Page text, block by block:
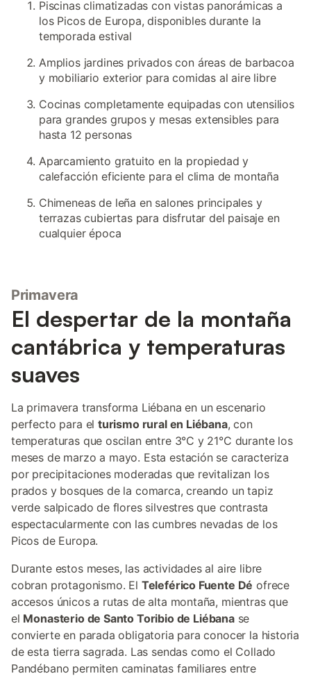
Piscinas climatizadas con vistas panorámicas a
los Picos de Europa, disponibles durante la
temporada estival
Amplios jardines privados con áreas de barbacoa
y mobiliario exterior para comidas al aire libre
Cocinas completamente equipadas con utensilios
para grandes grupos y mesas extensibles para
hasta 12 personas
Aparcamiento gratuito en la propiedad y
calefacción eficiente para el clima de montaña
Chimeneas de leña en salones principales y
terrazas cubiertas para disfrutar del paisaje en
cualquier época
Primavera
El despertar de la montaña
cantábrica y temperaturas
suaves
La primavera transforma Liébana en un escenario
perfecto para elturismo rural en Liébana, con
temperaturas que oscilan entre 3°C y 21°C durante los
meses de marzo a mayo. Esta estación se caracteriza
por precipitaciones moderadas que revitalizan los
prados y bosques de la comarca, creando un tapiz
verde salpicado de flores silvestres que contrasta
espectacularmente con las cumbres nevadas de los
Picos de Europa.
Durante estos meses, las actividades al aire libre
cobran protagonismo. El Teleférico Fuente Dé ofrece
accesos únicos a rutas de alta montaña, mientras que
el Monasterio de Santo Toribio de Liébanase
convierte en parada obligatoria para conocer la historia
de esta tierra sagrada. Las sendas como el Collado
Pandébano permiten caminatas familiares entre